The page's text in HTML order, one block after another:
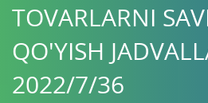
TOVARLARNI
QO'YISH
2022/7/36